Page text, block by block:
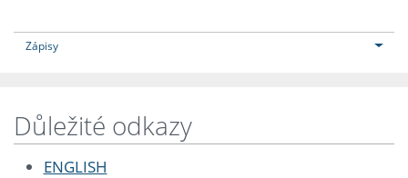
Zápisy
Důležité odkazy
ENGLISH